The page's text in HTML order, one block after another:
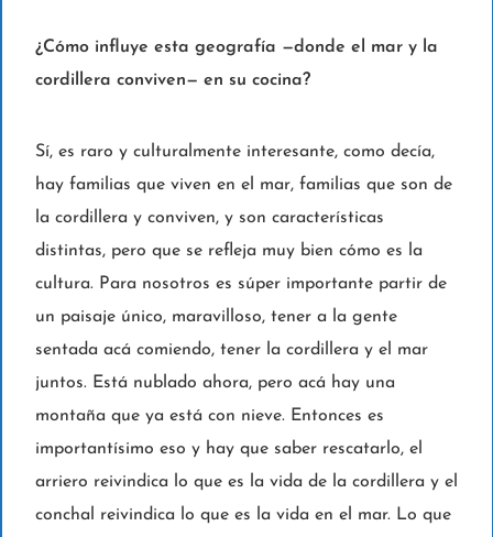
¿Cómo influye esta geografía —donde el mar y la
cordillera conviven— en su cocina?
Sí, es raro y culturalmente interesante, como decía,
hay familias que viven en el mar, familias que son de
la cordillera y conviven, y son características
distintas, pero que se refleja muy bien cómo es la
cultura. Para nosotros es súper importante partir de
un paisaje único, maravilloso, tener a la gente
sentada acá comiendo, tener la cordillera y el mar
juntos. Está nublado ahora, pero acá hay una
montaña que ya está con nieve. Entonces es
importantísimo eso y hay que saber rescatarlo, el
arriero reivindica lo que es la vida de la cordillera y el
conchal reivindica lo que es la vida en el mar. Lo que